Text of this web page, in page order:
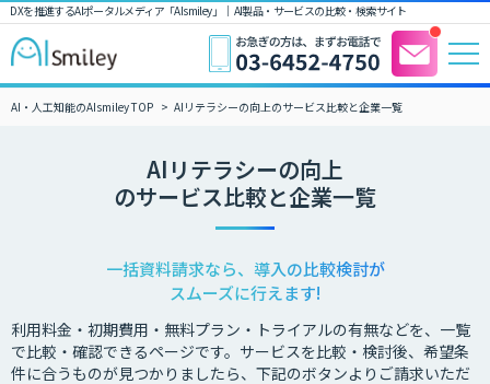
DXを推進するAIポータルメディア「AIsmiley」｜ AI製品・サービスの比較・検索サイト
AI・人工知能のAIsmiley TOP AIリテラシーの向上のサービス比較と企業一覧
AIリテラシーの向上
のサービス比較と企業一覧
一括資料請求なら、導入の比較検討が
スムーズに行えます!
利用料金・初期費用・無料プラン・トライアルの有無などを、一覧
で比較・確認できるページです。サービスを比較・検討後、希望条
件に合うものが見つかりましたら、下記のボタンよりご請求いただ